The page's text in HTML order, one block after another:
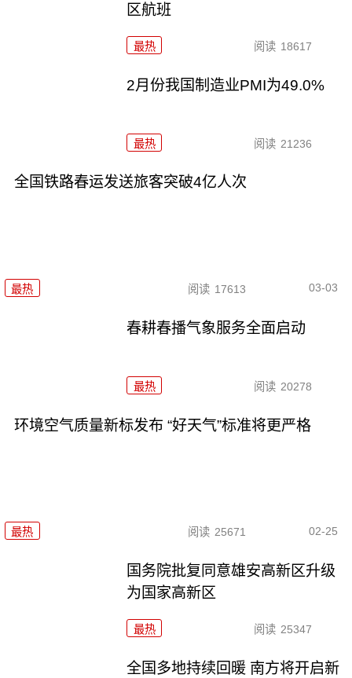
区航班
最热 阅读 18617
2月份我国制造业PMI为49.0%
最热 阅读 21236
全国铁路春运发送旅客突破4亿人次
最热 阅读 17613 03-03
春耕春播气象服务全面启动
最热 阅读 20278
环境空气质量新标发布 “好天气”标准将更严格
最热 阅读 25671 02-25
国务院批复同意雄安高新区升级
为国家高新区
最热 阅读 25347
全国多地持续回暖 南方将开启新